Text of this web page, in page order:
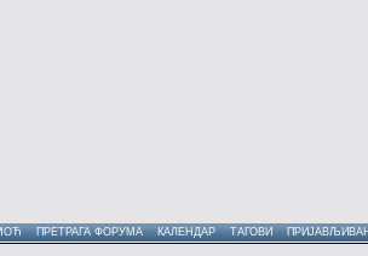
ПРЕТРАГА ФОРУМА КАЛЕНДАР ТАГОВИ